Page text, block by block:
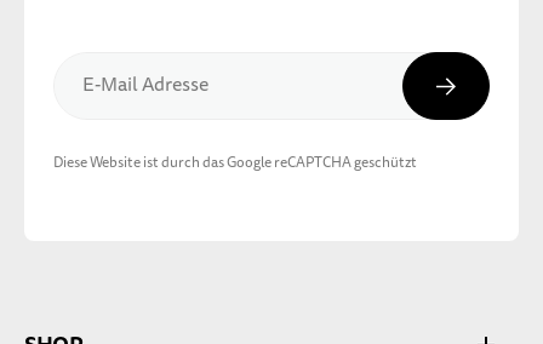
E-Mail Adresse
Diese Website ist durch das Google reCAPTCHA geschützt